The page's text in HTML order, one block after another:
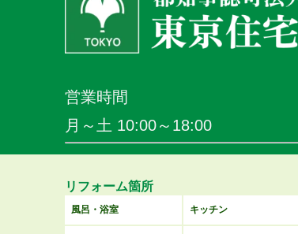
営業時間
月～土 10:00～18:00
リフォーム箇所
風呂・浴室 キッチン